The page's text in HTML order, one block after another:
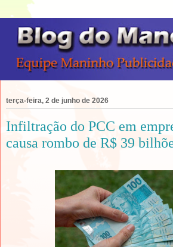
terça-feira, 2 de junho de 2026
Infiltração do PCC em
causa rombo de R$ 39